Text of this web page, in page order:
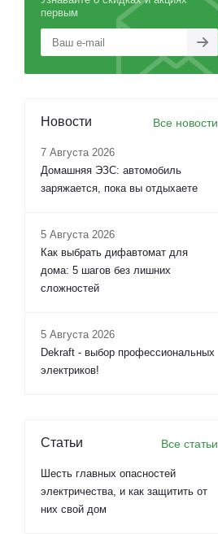
первым
Новости Все новости
7 Августа 2026
Домашняя ЭЗС: автомобиль
заряжается, пока вы отдыхаете
5 Августа 2026
Как выбрать дифавтомат для
дома: 5 шагов без лишних
сложностей
5 Августа 2026
Dekraft - выбор профессиональных
электриков!
Статьи Все статьи
Шесть главных опасностей
электричества, и как защитить от
них свой дом